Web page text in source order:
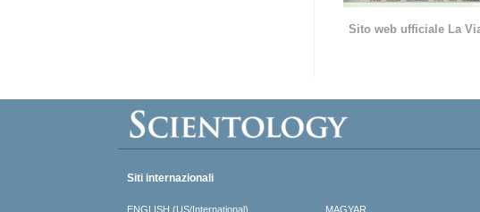
Sito web ufficiale La
Siti internazionali
ENGLISH (US/International) MAGYAR